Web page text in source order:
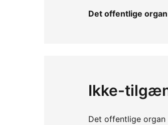
Det offentlige
Ikke-
Det offentlige